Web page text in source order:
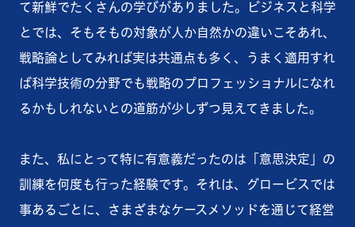
て新鮮でたくさんの学びがありました。ビジネスと科学
とでは、そもそもの対象が人か自然かの違いこそあれ、
戦略論としてみれば実は共通点も多く、うまく適用すれ
ば科学技術の分野でも戦略のプロフェッショナルになれ
るかもしれないとの道筋が少しずつ見えてきました。
また、私にとって特に有意義だったのは「意思決定」の
訓練を何度も行った経験です。それは、グロービスでは
事あるごとに、さまざまなケースメソッドを通じて経営